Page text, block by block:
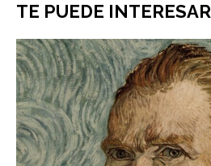
TE PUEDE INTERESAR